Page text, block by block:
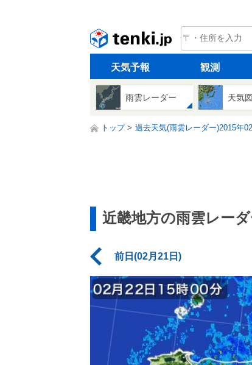
tenki.jp
天気予報 観測
雨雲レーダー 天気図
トップ 過去天気(雨雲レーダー)2015年
近畿地方の雨雲レー
前日(02月21日)